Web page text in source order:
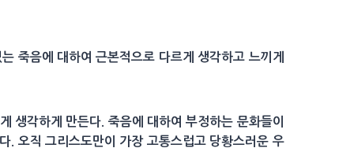
죽음에 대하여 근본적으로 다르게 생각하고 느끼게
생각하게 만든다. 죽음에 대하여 부정하는 문화들이
. 오직 그리스도만이 가장 고통스럽고 당황스러운 우